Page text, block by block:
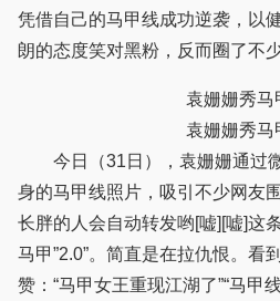
凭借自己的马甲线成功逆袭，以
朗的态度笑对黑粉，反而圈了不少
袁姗姗秀马
袁姗姗秀马
今日（31日），袁姗姗通过
身的马甲线照片，吸引不少网友
长胖的人会自动转发哟[嘘][嘘]这
马甲”2.0”。简直是在拉仇恨。看
赞：“马甲女王重现江湖了”“马甲